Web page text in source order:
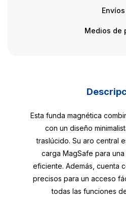
Envíos
Medios de
Esta funda magnética
con un diseño
traslúcido. Su aro central
carga MagSafe para
eficiente. Además, cuenta
precisos para un acceso
todas las funciones